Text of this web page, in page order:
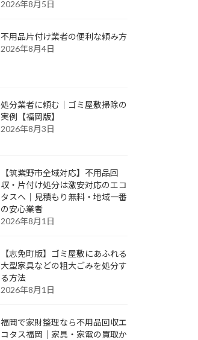
2026年8月5日
不用品片付け業者の便利な頼み方
2026年8月4日
処分業者に頼む｜ゴミ屋敷掃除の
実例【福岡版】
2026年8月3日
【筑紫野市全域対応】不用品回
収・片付け処分は激安対応のエコ
タスへ｜見積もり無料・地域一番
の安心業者
2026年8月1日
【志免町版】ゴミ屋敷にあふれる
大型家具などの粗大ごみを処分す
る方法
2026年8月1日
福岡で家財整理なら不用品回収エ
コタス福岡｜家具・家電の買取か